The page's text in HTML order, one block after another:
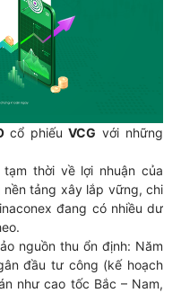
cổ phiếu VCG với những
thời về lợi nhuận của
nền tảng xây lắp vững, chi
đang có nhiều dư
nguồn thu ổn định: Năm
đầu tư công (kế hoạch
như cao tốc Bắc – Nam,